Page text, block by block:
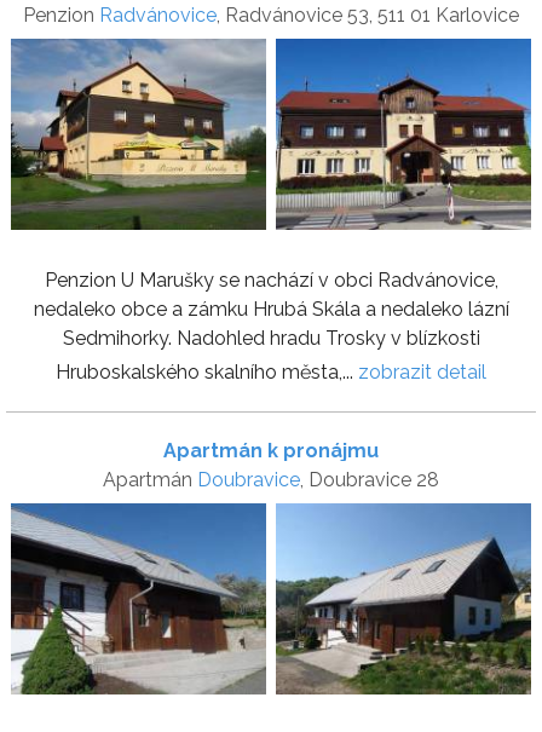
Penzion Radvánovice, Radvánovice 53, 511 01 Karlovice
Penzion U Marušky se nachází v obci Radvánovice,
nedaleko obce a zámku Hrubá Skála a nedaleko lázní
Sedmihorky. Nadohled hradu Trosky v blízkosti
Hruboskalského skalního města,... zobrazit detail
Apartmán k pronájmu
Apartmán Doubravice, Doubravice 28